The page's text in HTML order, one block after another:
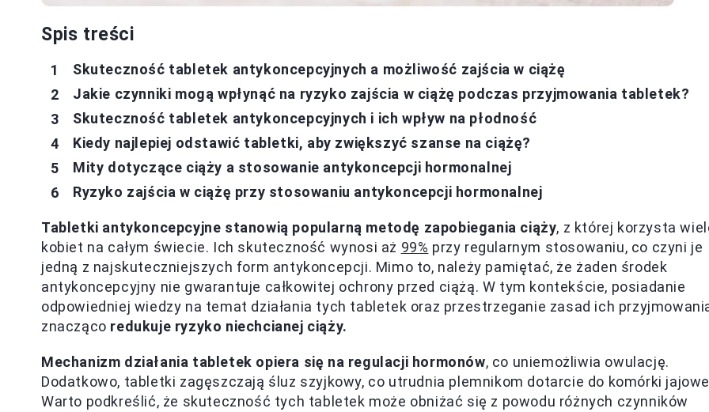
Spis treści
Skuteczność tabletek antykoncepcyjnych a możliwość zajścia w ciążę
Jakie czynniki mogą wpłynąć na ryzyko zajścia w ciążę podczas przyjmowania tabletek?
Skuteczność tabletek antykoncepcyjnych i ich wpływ na płodność
Kiedy najlepiej odstawić tabletki, aby zwiększyć szanse na ciążę?
Mity dotyczące ciąży a stosowanie antykoncepcji hormonalnej
Ryzyko zajścia w ciążę przy stosowaniu antykoncepcji hormonalnej
Tabletki antykoncepcyjne stanowią popularną metodę zapobiegania ciąży, z której korzysta
kobiet na całym świecie. Ich skuteczność wynosi aż 99% przy regularnym stosowaniu, co czyni je
jedną z najskuteczniejszych form antykoncepcji. Mimo to, należy pamiętać, że żaden środek
antykoncepcyjny nie gwarantuje całkowitej ochrony przed ciążą. W tym kontekście, posiadanie
odpowiedniej wiedzy na temat działania tych tabletek oraz przestrzeganie zasad ich
znacząco redukuje ryzyko niechcianej ciąży.
Mechanizm działania tabletek opiera się na regulacji hormonów, co uniemożliwia owulację.
Dodatkowo, tabletki zagęszczają śluz szyjkowy, co utrudnia plemnikom dotarcie do komórki
Warto podkreślić, że skuteczność tych tabletek może obniżać się z powodu różnych czynników